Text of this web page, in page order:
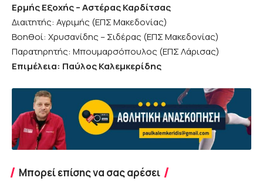
Ερμής Εξοχής – Αστέρας Καρδίτσας
Διαιτητής: Αγριμής (ΕΠΣ Μακεδονίας)
Βοηθοί: Χρυσανίδης – Σιδέρας (ΕΠΣ Μακεδονίας)
Παρατηρητής: Μπουμαρσόπουλος (ΕΠΣ Λάρισας)
Επιμέλεια: Παύλος Καλεμκερίδης
Μπορεί επίσης να σας αρέσει